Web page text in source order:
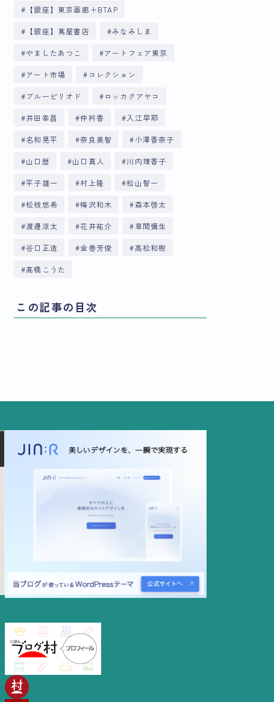
【銀座】東京画廊＋BTAP
【銀座】蔦屋書店 みなみしま
やましたあつこ アートフェア東京
アート市場 コレクション
ブルーピリオド ロッカクアヤコ
井田幸昌 仲衿香 入江早耶
名和晃平 奈良美智 小澤香奈子
山口歴 山口真人 川内理香子
平子雄一 村上隆 松山智一
松枝悠希 梅沢和木 森本啓太
渡邊涼太 花井祐介 草間彌生
谷口正造 金巻芳俊 高松和樹
髙橋こうた
この記事の目次